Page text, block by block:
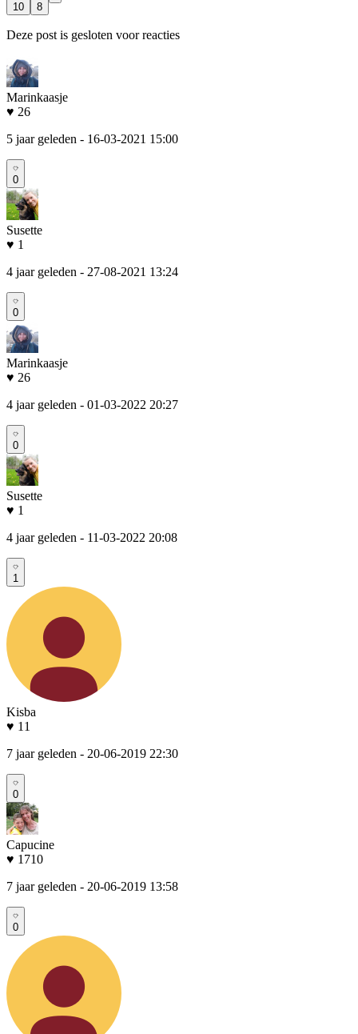
10 8
Deze post is gesloten voor reacties
Marinkaasje
♥ 26
5 jaar geleden - 16-03-2021 15:00
0
Susette
♥ 1
4 jaar geleden - 27-08-2021 13:24
0
Marinkaasje
♥ 26
4 jaar geleden - 01-03-2022 20:27
0
Susette
♥ 1
4 jaar geleden - 11-03-2022 20:08
1
Kisba
♥ 11
7 jaar geleden - 20-06-2019 22:30
0
Capucine
♥ 1710
7 jaar geleden - 20-06-2019 13:58
0